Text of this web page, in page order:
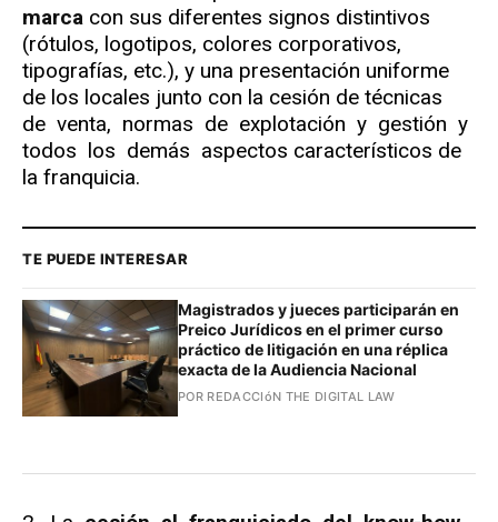
marca con sus diferentes signos distintivos
(rótulos, logotipos, colores corporativos,
tipografías, etc.), y una presentación uniforme
de los locales junto con la cesión de técnicas
de venta, normas de explotación y gestión y
todos los demás aspectos característicos de
la franquicia.
TE PUEDE INTERESAR
Magistrados y jueces participarán en
Preico Jurídicos en el primer curso
práctico de litigación en una réplica
exacta de la Audiencia Nacional
POR REDACCIóN THE DIGITAL LAW